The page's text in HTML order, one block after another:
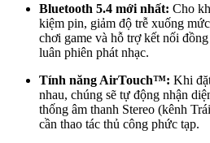
Bluetooth 5.4 mới nhất: Cho
kiệm pin, giảm độ trễ xuống
chơi game và hỗ trợ kết nối
luân phiên phát nhạc.
Tính năng AirTouch™: Khi
nhau, chúng sẽ tự động nhận
thống âm thanh Stereo (kênh
cần thao tác thủ công phức tạp.